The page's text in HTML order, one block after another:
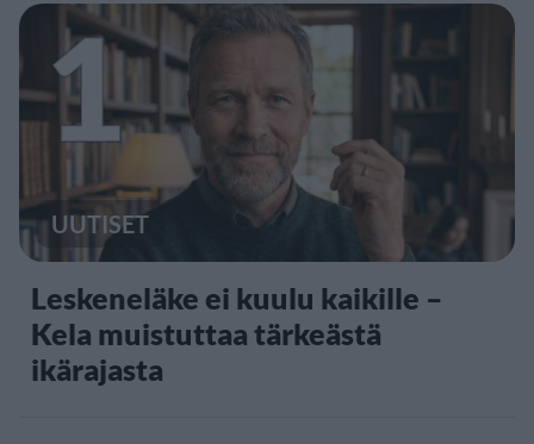
1
UUTISET
Leskeneläke ei kuulu kaikille –
Kela muistuttaa tärkeästä
ikärajasta